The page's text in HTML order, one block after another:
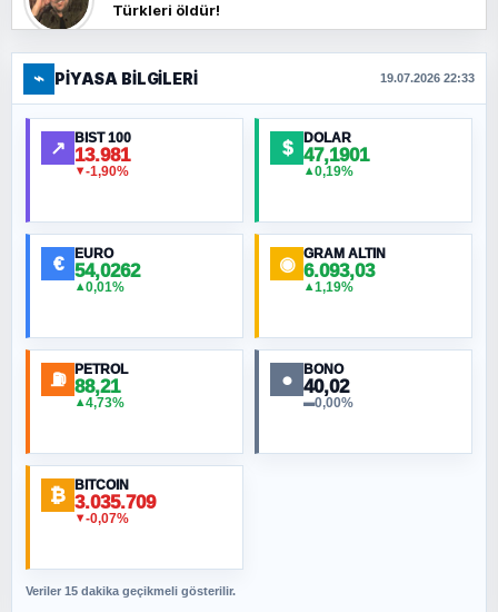
Türkleri öldür!
FERHAT BÜYÜKKALKAN
Ankara Zirvesi: NATO Toplantısı mı, Yeni
Ortadoğu Haritasının Provası mı?
MURAT ÖZKAN
NURETTIN BÖLÜK
ORHAN KILIÇOĞLU
Fahişeye beyinli bir müstevli alçağına
SAVAŞ ŞAHİN
⌁ PIYASA BILGILERI 19.07.2026 22:33
↗ BIST 100
13.981
▼-1,90%
$ DOLAR
47,1901
▲0,19%
€ EURO
54,0262
▲0,01%
◉ GRAM ALTIN
6.093,03
▲1,19%
⛽ PETROL
88,21
▲4,73%
● BONO
40,02
▬0,00%
₿ BITCOIN
3.035.709
▼-0,07%
Veriler 15 dakika geçikmeli gösterilir.